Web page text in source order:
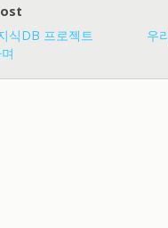
식DB 프로젝트
우